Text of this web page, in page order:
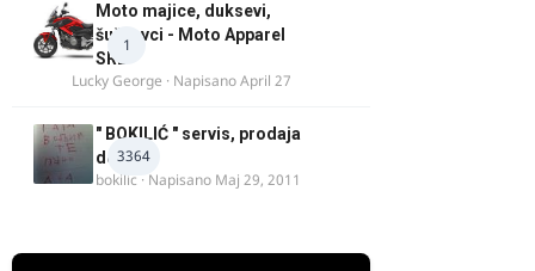
1
Moto majice, duksevi,
šuškavci - Moto Apparel
SRB
Lucky George · NapisanoApril 27
3364
" BOKILIĆ " servis, prodaja
delova
bokilic · Napisano Maj 29, 2011